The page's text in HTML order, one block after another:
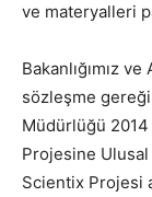
ve materyalleri
Bakanlığımız
sözleşme
Müdürlüğü 2014
Projesine
Scientix Projesi